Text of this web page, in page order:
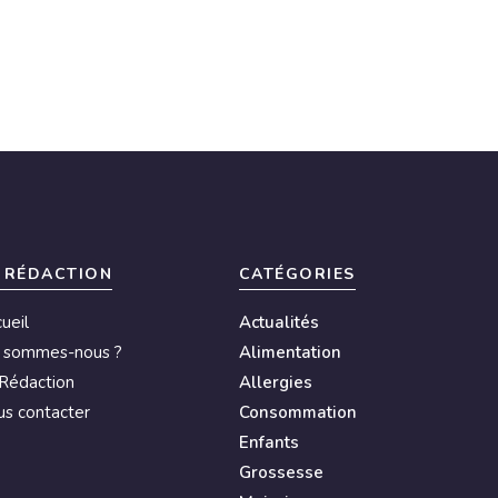
sommes-nous ?
contacter
CATÉGORIES
Actualités
Alimentation
Allergies
Consommation
Enfants
Grossesse